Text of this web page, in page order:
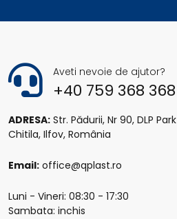
Aveti nevoie de ajutor?
+40 759 368 368
ADRESA: Str. Pădurii, Nr 90, DLP Park
Chitila, Ilfov, România
Email: office@qplast.ro
Luni - Vineri: 08:30 - 17:30
Sambata: inchis